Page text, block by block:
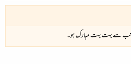
سے بہت بہت مبارک ہو۔